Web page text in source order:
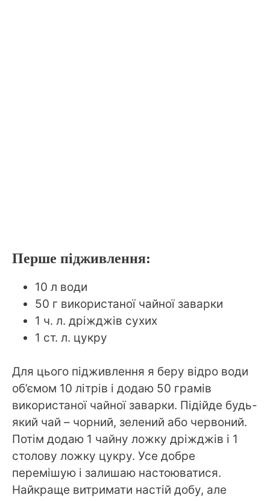
Перше підживлення:
10 л води
50 г використаної чайної заварки
1 ч. л. дріжджів сухих
1 ст. л. цукру
Для цього підживлення я беру відро води
об’ємом 10 літрів і додаю 50 грамів
використаної чайної заварки. Підійде будь-
який чай – чорний, зелений або червоний.
Потім додаю 1 чайну ложку дріжджів і 1
столову ложку цукру. Усе добре
перемішую і залишаю настоюватися.
Найкраще витримати настій добу, але